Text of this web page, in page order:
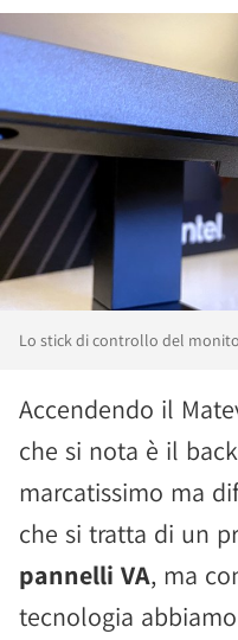
Lo stick di controllo del
Accendendo il
che si nota è il
marcatissimo ma
che si tratta di un
pannelli VA, ma
tecnologia